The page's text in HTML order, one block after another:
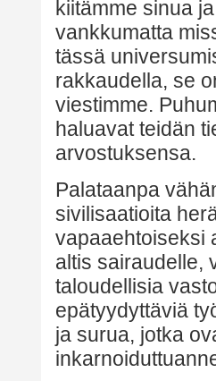
kiitämme sinua
vankkumatta
tässä
rakkaudella, se
viestimme.
haluavat teidän
arvostuksensa.
Palataanpa
sivilisaatioita
vapaaehtoiseksi
altis sairaudelle,
taloudellisia
epätyydyttäviä
ja surua, jotka